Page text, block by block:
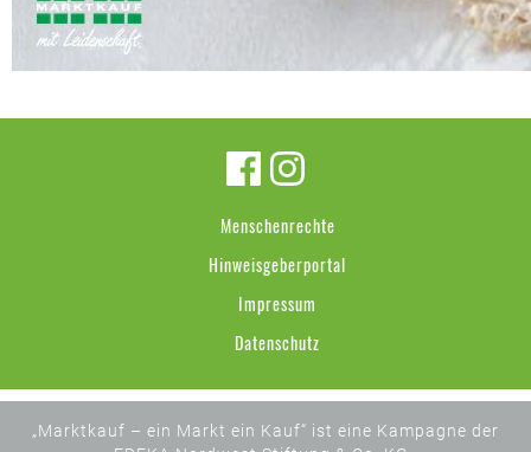
Menschenrechte
Hinweisgeberportal
Impressum
Datenschutz
„Marktkauf – ein Markt ein Kauf“ ist eine Kampagne der